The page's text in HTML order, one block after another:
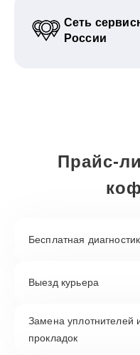
Сеть
России
Прайс-
Бесплатная
Выезд курьера
Замена уплотнителей
прокладок